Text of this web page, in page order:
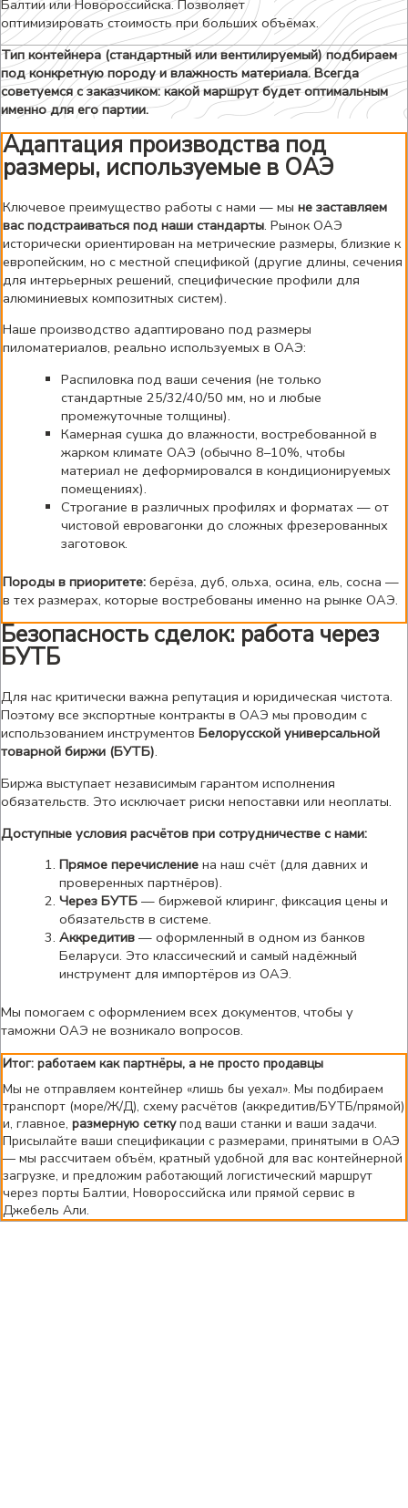
Балтии или Новороссийска. Позволяет
оптимизировать стоимость при больших объёмах.
Тип контейнера (стандартный или вентилируемый) подбираем
под конкретную породу и влажность материала. Всегда
советуемся с заказчиком: какой маршрут будет оптимальным
именно для его партии.
Адаптация производства под
размеры, используемые в ОАЭ
Ключевое преимущество работы с нами — мы не заставляем
вас подстраиваться под наши стандарты. Рынок ОАЭ
исторически ориентирован на метрические размеры, близкие к
европейским, но с местной спецификой (другие длины, сечения
для интерьерных решений, специфические профили для
алюминиевых композитных систем).
Наше производство адаптировано под размеры
пиломатериалов, реально используемых в ОАЭ:
Распиловка под ваши сечения (не только
стандартные 25/32/40/50 мм, но и любые
промежуточные толщины).
Камерная сушка до влажности, востребованной в
жарком климате ОАЭ (обычно 8–10%, чтобы
материал не деформировался в кондиционируемых
помещениях).
Строгание в различных профилях и форматах — от
чистовой евровагонки до сложных фрезерованных
заготовок.
Породы в приоритете: берёза, дуб, ольха, осина, ель, сосна —
в тех размерах, которые востребованы именно на рынке ОАЭ.
Безопасность сделок: работа через
БУТБ
Для нас критически важна репутация и юридическая чистота.
Поэтому все экспортные контракты в ОАЭ мы проводим с
использованием инструментов Белорусской универсальной
товарной биржи (БУТБ).
Биржа выступает независимым гарантом исполнения
обязательств. Это исключает риски непоставки или неоплаты.
Доступные условия расчётов при сотрудничестве с нами:
Прямое перечислениена наш счёт (для давних и
проверенных партнёров).
Через БУТБ— биржевой клиринг, фиксация цены и
обязательств в системе.
Аккредитив— оформленный в одном из банков
Беларуси. Это классический и самый надёжный
инструмент для импортёров из ОАЭ.
Мы помогаем с оформлением всех документов, чтобы у
таможни ОАЭ не возникало вопросов.
Итог: работаем как партнёры, а не просто продавцы
Мы не отправляем контейнер «лишь бы уехал». Мы подбираем
транспорт (море/Ж/Д), схему расчётов (аккредитив/БУТБ/прямой)
и, главное, размерную сеткупод ваши станки и ваши задачи.
Присылайте ваши спецификации с размерами, принятыми в ОАЭ
— мы рассчитаем объём, кратный удобной для вас контейнерной
загрузке, и предложим работающий логистический маршрут
через порты Балтии, Новороссийска или прямой сервис в
Джебель Али.